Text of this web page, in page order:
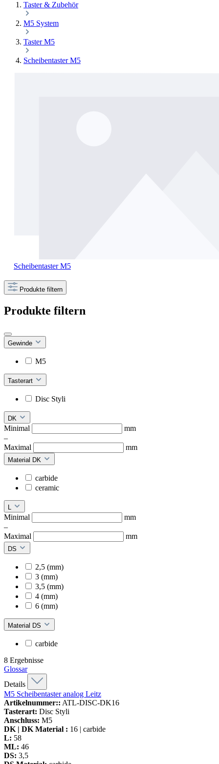
Taster & Zubehör
M5 System
Taster M5
Scheibentaster M5
Scheibentaster M5
Produkte filtern
Produkte filtern
Gewinde
M5
Tasterart
Disc Styli
DK
Minimal
mm
–
Maximal
mm
Material DK
carbide
ceramic
Minimal
mm
–
Maximal
mm
DS
2,5 (mm)
3 (mm)
3,5 (mm)
4 (mm)
6 (mm)
Material DS
carbide
8 Ergebnisse
Glossar
Details
M5 Scheibentaster analog Leitz
Artikelnummer:: ATL-DISC-DK16
Tasterart: Disc Styli
Anschluss: M5
DK | DK Material : 16 | carbide
L: 58
ML: 46
DS: 3,5